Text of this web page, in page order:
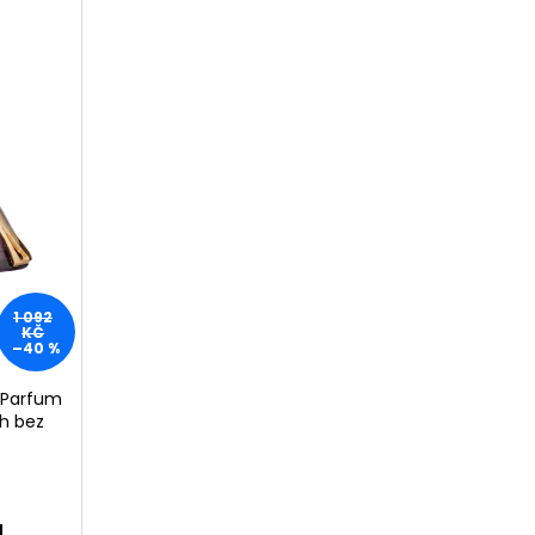
1 092
KČ
–40 %
bez